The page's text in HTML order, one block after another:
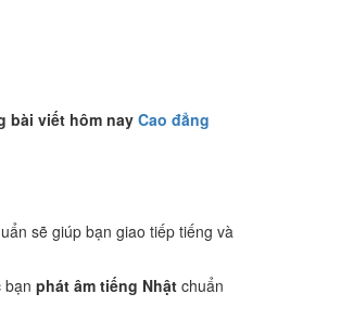
bài viết hôm nay Cao đẳng
sẽ giúp bạn giao tiếp tiếng và
bạn phát âm tiếng Nhật chuẩn